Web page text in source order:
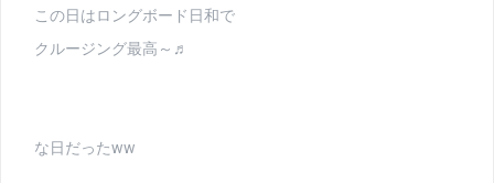
この日はロングボード日和で
クルージング最高～♬
な日だったww